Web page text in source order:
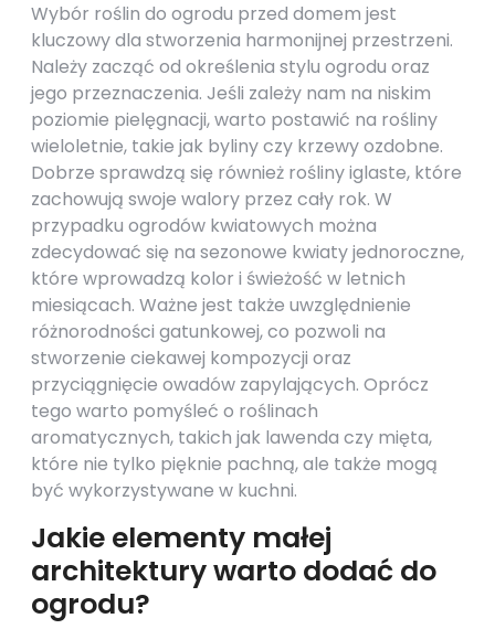
Wybór roślin do ogrodu przed domem jest
kluczowy dla stworzenia harmonijnej przestrzeni.
Należy zacząć od określenia stylu ogrodu oraz
jego przeznaczenia. Jeśli zależy nam na niskim
poziomie pielęgnacji, warto postawić na rośliny
wieloletnie, takie jak byliny czy krzewy ozdobne.
Dobrze sprawdzą się również rośliny iglaste, które
zachowują swoje walory przez cały rok. W
przypadku ogrodów kwiatowych można
zdecydować się na sezonowe kwiaty jednoroczne,
które wprowadzą kolor i świeżość w letnich
miesiącach. Ważne jest także uwzględnienie
różnorodności gatunkowej, co pozwoli na
stworzenie ciekawej kompozycji oraz
przyciągnięcie owadów zapylających. Oprócz
tego warto pomyśleć o roślinach
aromatycznych, takich jak lawenda czy mięta,
które nie tylko pięknie pachną, ale także mogą
być wykorzystywane w kuchni.
Jakie elementy małej
architektury warto dodać do
ogrodu?